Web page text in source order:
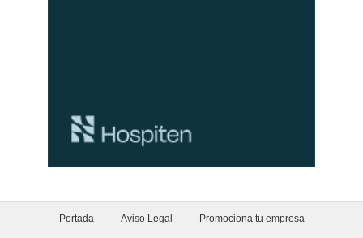
Portada Aviso Legal Promociona tu empresa